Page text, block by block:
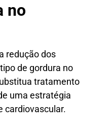
no
redução dos
de gordura no
tratamento
uma estratégia
cardiovascular.